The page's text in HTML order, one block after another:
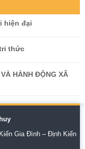
hiện đại
thức
HÀNH ĐỘNG XÃ
Gia Đình – Định Kiến